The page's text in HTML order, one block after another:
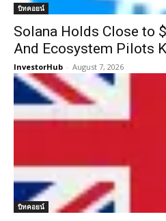
บิทคอยน์
Solana Holds Close to
And Ecosystem Pilots
InvestorHub - August 7, 2026
บิทคอยน์